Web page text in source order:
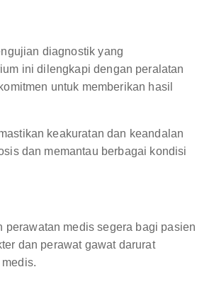
diagnostik yang
ini dilengkapi dengan peralatan
untuk memberikan hasil
keakuratan dan keandalan
dan memantau berbagai kondisi
perawatan medis segera bagi pasien
dan perawat gawat darurat